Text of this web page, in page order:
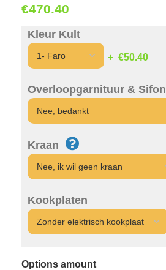
€470.40
Kleur Kult
€50.40
Overloopgarnituur & Sifon
Kraan
Kookplaten
Options amount